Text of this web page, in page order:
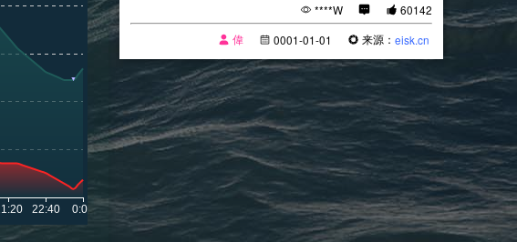
****W
60142
偉
0001-01-01 来源：eisk.cn